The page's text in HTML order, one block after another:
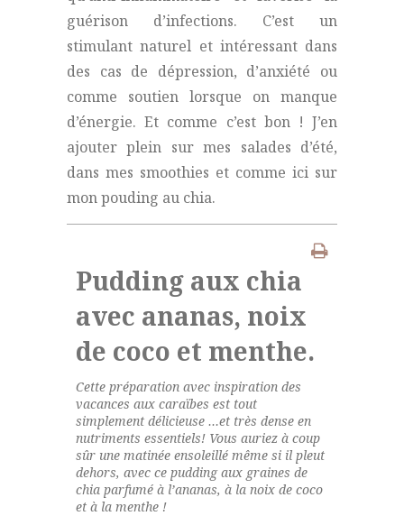
guérison d’infections. C’est un
stimulant naturel et intéressant dans
des cas de dépression, d’anxiété ou
comme soutien lorsque on manque
d’énergie. Et comme c’est bon ! J’en
ajouter plein sur mes salades d’été,
dans mes smoothies et comme ici sur
mon pouding au chia.
Pudding aux chia
avec ananas, noix
de coco et menthe.
Cette préparation avec inspiration des
vacances aux caraïbes est tout
simplement délicieuse …et très dense en
nutriments essentiels! Vous auriez à coup
sûr une matinée ensoleillé même si il pleut
dehors, avec ce pudding aux graines de
chia parfumé à l’ananas, à la noix de coco
et à la menthe !